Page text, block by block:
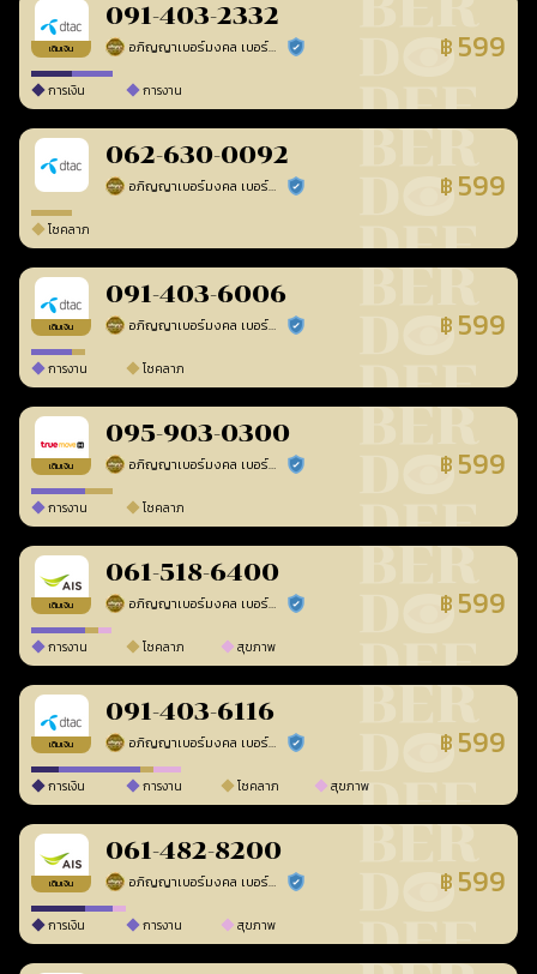
เติมเงิน
091-403-2332
อภิญญาเบอร์มงคล เบอร์สวยเลขศาสตร์ ร้านยืนยันแล้ว ฿ 599
การเงิน การงาน
062-630-0092
อภิญญาเบอร์มงคล เบอร์สวยเลขศาสตร์ ร้านยืนยันแล้ว ฿ 599
โชคลาภ
เติมเงิน
091-403-6006
อภิญญาเบอร์มงคล เบอร์สวยเลขศาสตร์ ร้านยืนยันแล้ว ฿ 599
การงาน โชคลาภ
เติมเงิน
095-903-0300
อภิญญาเบอร์มงคล เบอร์สวยเลขศาสตร์ ร้านยืนยันแล้ว ฿ 599
การงาน โชคลาภ
เติมเงิน
061-518-6400
อภิญญาเบอร์มงคล เบอร์สวยเลขศาสตร์ ร้านยืนยันแล้ว ฿ 599
การงาน โชคลาภ สุขภาพ
เติมเงิน
091-403-6116
อภิญญาเบอร์มงคล เบอร์สวยเลขศาสตร์ ร้านยืนยันแล้ว ฿ 599
การเงิน การงาน โชคลาภ สุขภาพ
เติมเงิน
061-482-8200
อภิญญาเบอร์มงคล เบอร์สวยเลขศาสตร์ ร้านยืนยันแล้ว ฿ 599
การเงิน การงาน สุขภาพ